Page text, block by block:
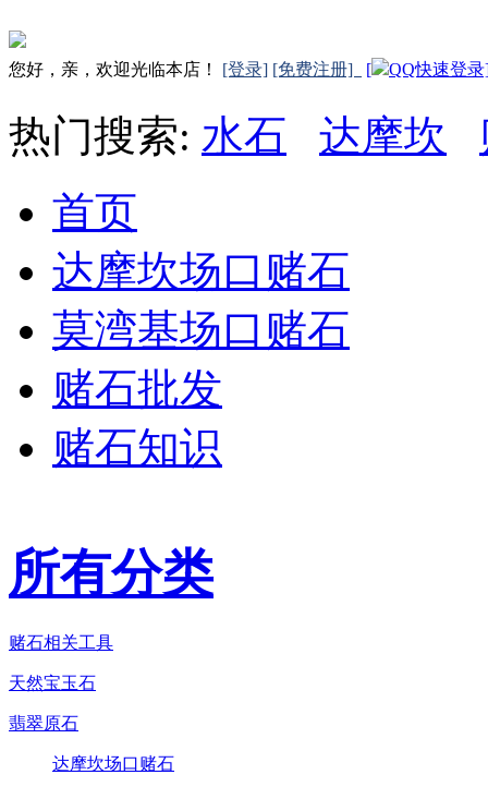
您好，亲，欢迎光临本店！ [登录] [免费注册] [ QQ快速登
热门搜索: 水石 达摩坎
首页
达摩坎场口赌石
莫湾基场口赌石
赌石批发
赌石知识
所有分类
赌石相关工具
天然宝玉石
翡翠原石
达摩坎场口赌石